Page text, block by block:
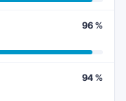
96 %
94 %